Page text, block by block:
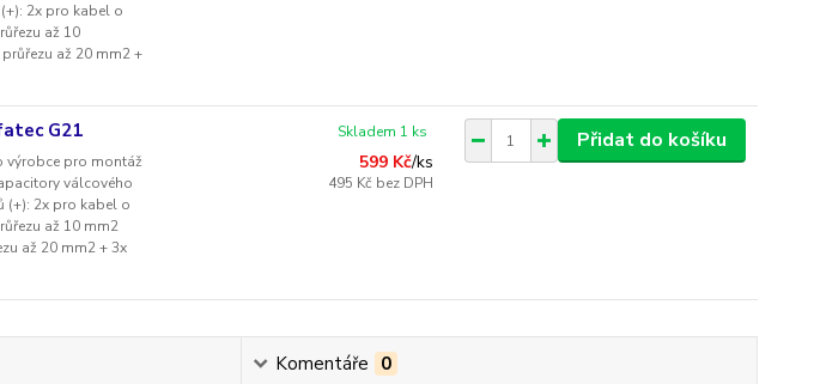
2x pro kabel o
až 10
až 20 mm2 +
G21
výrobce pro montáž
válcového
(+): 2x pro kabel o
až 10 mm2
až 20 mm2 + 3x
599 Kč/ks
495 Kč bez DPH
Skladem 1 ks Přidat do košíku
Komentáře 0